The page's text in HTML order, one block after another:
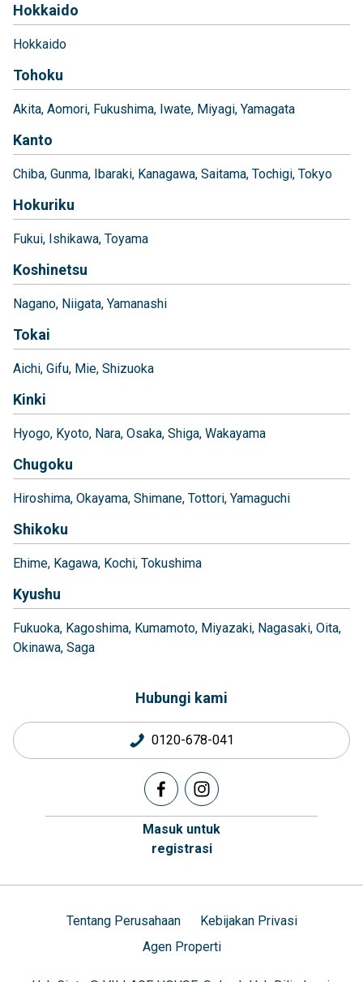
Hokkaido
Hokkaido
Tohoku
Akita Aomori Fukushima Iwate Miyagi Yamagata
Kanto
Chiba Gunma Ibaraki Kanagawa Saitama Tochigi Tokyo
Hokuriku
Fukui Ishikawa Toyama
Koshinetsu
Nagano Niigata Yamanashi
Tokai
Aichi Gifu Mie Shizuoka
Kinki
Hyogo Kyoto Nara Osaka Shiga Wakayama
Chugoku
Hiroshima Okayama Shimane Tottori Yamaguchi
Shikoku
Ehime Kagawa Kochi Tokushima
Kyushu
Fukuoka Kagoshima Kumamoto Miyazaki Nagasaki Oita
Okinawa Saga
Hubungi kami
0120-678-041
Masuk untuk
registrasi
Tentang Perusahaan
Kebijakan Privasi
Agen Properti